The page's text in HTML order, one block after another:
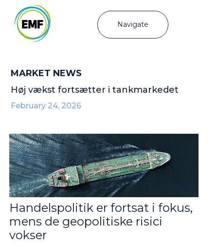
Navigate
MARKET NEWS
Høj vækst fortsætter i tankmarkedet
February 24, 2026
Handelspolitik er fortsat i fokus,
mens de geopolitiske risici
vokser